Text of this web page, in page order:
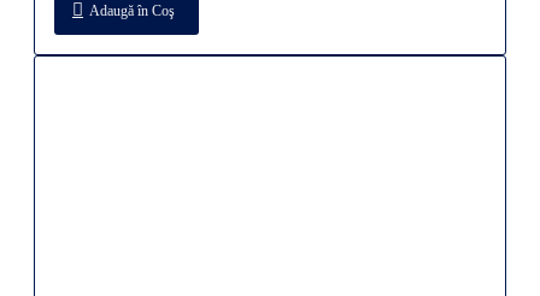
Adaugă în Coş